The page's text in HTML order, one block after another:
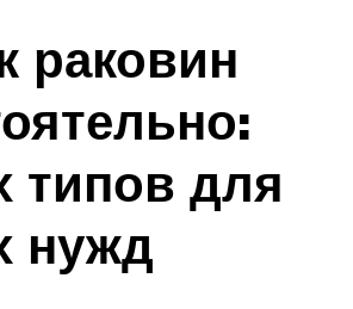
раковин
типов для
нужд